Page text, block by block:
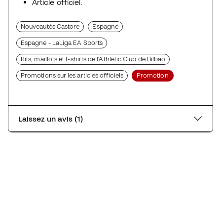
Article officiel.
Nouveautés Castore Espagne
Espagne - LaLiga EA Sports
Kits, maillots et t-shirts de l'Athletic Club de Bilbao
Promotions sur les articles officiels Promotion
Laissez un avis (1)